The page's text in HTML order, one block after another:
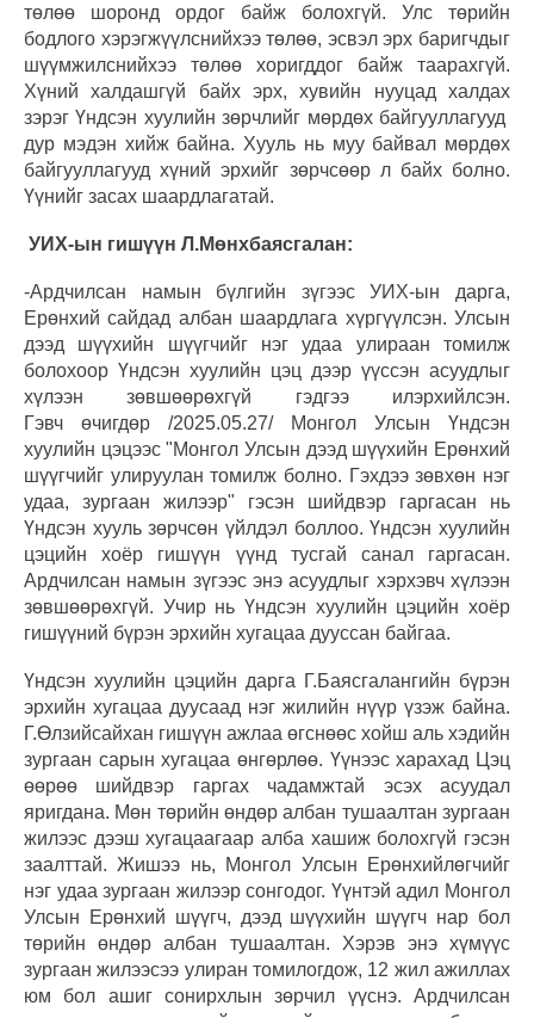
төлөө шоронд ордог байж болохгүй. Улс төрийн
бодлого хэрэгжүүлснийхээ төлөө, эсвэл эрх баригчдыг
шүүмжилснийхээ төлөө хоригддог байж таарахгүй.
Хүний халдашгүй байх эрх, хувийн нууцад халдах
зэрэг Үндсэн хуулийн зөрчлийг мөрдөх байгууллагууд
дур мэдэн хийж байна. Хууль нь муу байвал мөрдөх
байгууллагууд хүний эрхийг зөрчсөөр л байх болно.
Үүнийг засах шаардлагатай.
УИХ-ын гишүүн Л.Мөнхбаясгалан:
-Ардчилсан намын бүлгийн зүгээс УИХ-ын дарга,
Ерөнхий сайдад албан шаардлага хүргүүлсэн. Улсын
дээд шүүхийн шүүгчийг нэг удаа улираан томилж
болохоор Үндсэн хуулийн цэц дээр үүссэн асуудлыг
хүлээн зөвшөөрөхгүй гэдгээ илэрхийлсэн.
Гэвч өчигдөр /2025.05.27/ Монгол Улсын Үндсэн
хуулийн цэцээс "Монгол Улсын дээд шүүхийн Ерөнхий
шүүгчийг улируулан томилж болно. Гэхдээ зөвхөн нэг
удаа, зургаан жилээр" гэсэн шийдвэр гаргасан нь
Үндсэн хууль зөрчсөн үйлдэл боллоо. Үндсэн хуулийн
цэцийн хоёр гишүүн үүнд тусгай санал гаргасан.
Ардчилсан намын зүгээс энэ асуудлыг хэрхэвч хүлээн
зөвшөөрөхгүй. Учир нь Үндсэн хуулийн цэцийн хоёр
гишүүний бүрэн эрхийн хугацаа дууссан байгаа.
Үндсэн хуулийн цэцийн дарга Г.Баясгалангийн бүрэн
эрхийн хугацаа дуусаад нэг жилийн нүүр үзэж байна.
Г.Өлзийсайхан гишүүн ажлаа өгснөөс хойш аль хэдийн
зургаан сарын хугацаа өнгөрлөө. Үүнээс харахад Цэц
өөрөө шийдвэр гаргах чадамжтай эсэх асуудал
яригдана. Мөн төрийн өндөр албан тушаалтан зургаан
жилээс дээш хугацаагаар алба хашиж болохгүй гэсэн
заалттай. Жишээ нь, Монгол Улсын Ерөнхийлөгчийг
нэг удаа зургаан жилээр сонгодог. Үүнтэй адил Монгол
Улсын Ерөнхий шүүгч, дээд шүүхийн шүүгч нар бол
төрийн өндөр албан тушаалтан. Хэрэв энэ хүмүүс
зургаан жилээсээ улиран томилогдож, 12 жил ажиллах
юм бол ашиг сонирхлын зөрчил үүснэ. Ардчилсан